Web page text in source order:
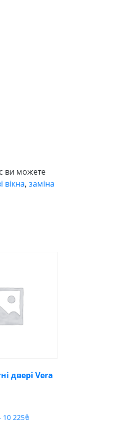
ви можете
вікна, заміна
двері Vera
10 225₴Діапазон